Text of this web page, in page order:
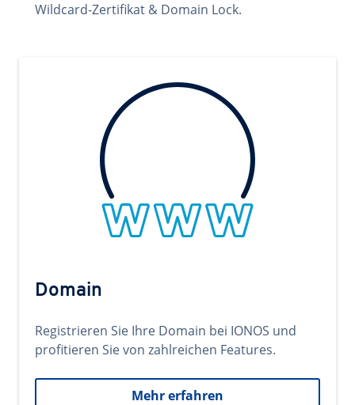
Wildcard-Zertifikat & Domain Lock.
Domain
Registrieren Sie Ihre Domain bei IONOS und
profitieren Sie von zahlreichen Features.
Mehr erfahren